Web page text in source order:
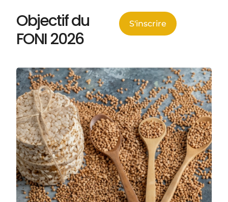
Objectif du
FONI 2026
S'inscrire